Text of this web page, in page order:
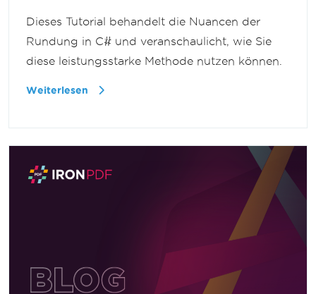
Dieses Tutorial behandelt die Nuancen der
Rundung in C# und veranschaulicht, wie Sie
diese leistungsstarke Methode nutzen können.
Weiterlesen